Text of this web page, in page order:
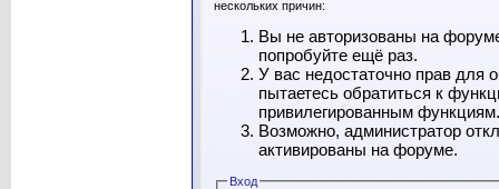
нескольких причин:
Вы не авторизованы на
попробуйте ещё раз.
У вас недостаточно прав для
пытаетесь обратиться к
привилегированным функциям.
Возможно, администратор
активированы на форуме.
Вход